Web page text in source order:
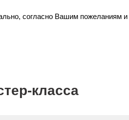
согласно Вашим пожеланиям и
класса